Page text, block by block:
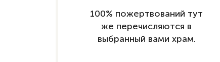
100% пожертвований тут
же перечисляются в
выбранный вами храм.